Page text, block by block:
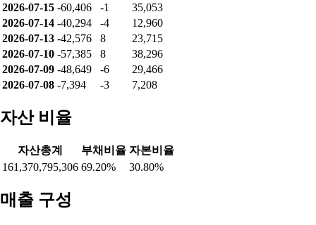
2026-07-15 -60,406 -1
35,053
2026-07-14 -40,294 -4
12,960
2026-07-13 -42,576 8
23,715
2026-07-10 -57,385 8
38,296
2026-07-09 -48,649 -6
29,466
2026-07-08 -7,394 -3 7,208
자산 비율
자산총계 부채비율 자본비율
161,370,795,306 69.20% 30.80%
매출 구성